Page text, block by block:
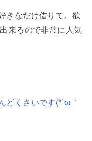
きなだけ借りて。欲
来るので非常に人気
どくさいです(*´ω｀